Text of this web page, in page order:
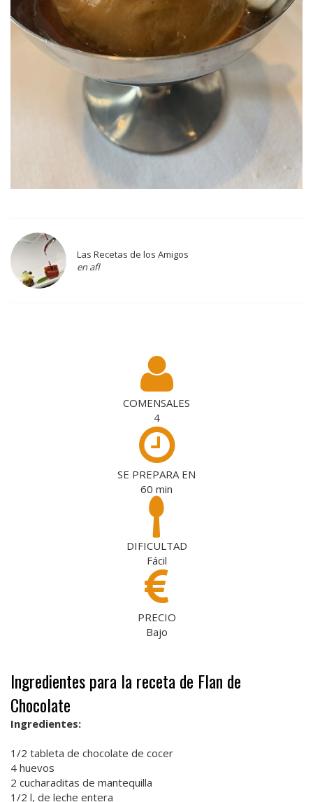
Las Recetas de los Amigos
en afl
COMENSALES
4
SE PREPARA EN
60 min
DIFICULTAD
Fácil
PRECIO
Bajo
Ingredientes para la receta de Flan de
Chocolate
Ingredientes:
1/2 tableta de chocolate de cocer
4 huevos
2 cucharaditas de mantequilla
1/2 l, de leche entera